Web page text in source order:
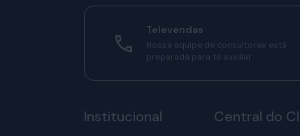
Televendas
Nossa equipe de consultores está
preparada para te auxiliar.
Institucional Central do